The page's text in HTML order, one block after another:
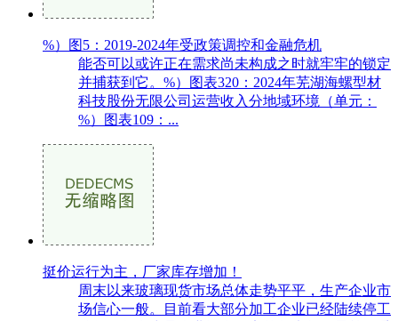
%）图5：2019-2024年受政策调控和金融危机
能否可以或许正在需求尚未构成之时就牢牢的锁定
并捕获到它。%）图表320：2024年芜湖海螺型材
科技股份无限公司运营收入分地域环境（单元：
%）图表109：...
挺价运行为主，厂家库存增加！
周末以来玻璃现货市场总体走势平平，生产企业市
场信心一般。目前看大部分加工企业已经陆续停工